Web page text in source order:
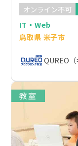
オンライン不可
IT・Web
鳥取県 米子市
QUREO
教室